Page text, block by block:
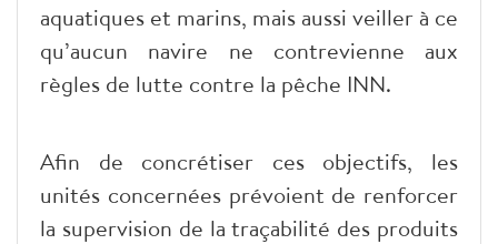
aquatiques et marins, mais aussi veiller à ce
qu’aucun navire ne contrevienne aux
règles de lutte contre la pêche INN.
Afin de concrétiser ces objectifs, les
unités concernées prévoient de renforcer
la supervision de la traçabilité des produits